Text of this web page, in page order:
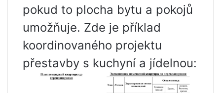
pokud to plocha bytu a pokojů
umožňuje. Zde je příklad
koordinovaného projektu
přestavby s kuchyní a jídelnou: